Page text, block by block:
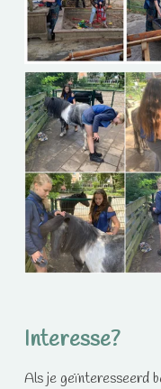
Interesse?
Als je geïnteresseerd